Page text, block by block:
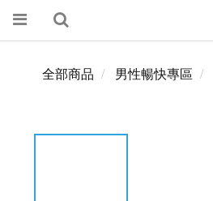
全部商品 男性暢快專區